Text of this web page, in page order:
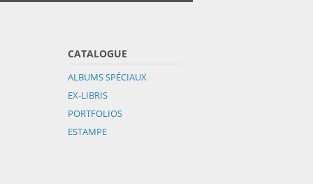
CATALOGUE
ALBUMS SPÉCIAUX
EX-LIBRIS
PORTFOLIOS
ESTAMPE